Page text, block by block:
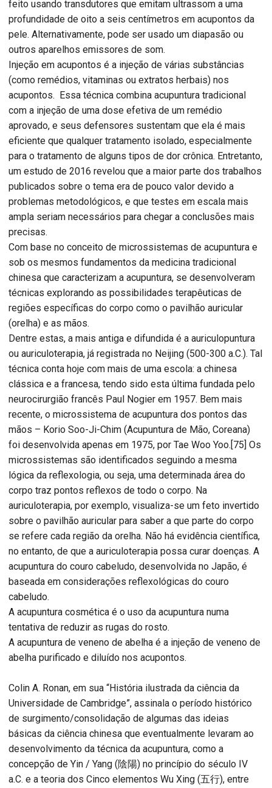
feito usando transdutores que emitam ultrassom a uma
profundidade de oito a seis centímetros em acupontos da
pele. Alternativamente, pode ser usado um diapasão ou
outros aparelhos emissores de som.
Injeção em acupontos é a injeção de várias substâncias
(como remédios, vitaminas ou extratos herbais) nos
acupontos. Essa técnica combina acupuntura tradicional
com a injeção de uma dose efetiva de um remédio
aprovado, e seus defensores sustentam que ela é mais
eficiente que qualquer tratamento isolado, especialmente
para o tratamento de alguns tipos de dor crônica. Entretanto,
um estudo de 2016 revelou que a maior parte dos trabalhos
publicados sobre o tema era de pouco valor devido a
problemas metodológicos, e que testes em escala mais
ampla seriam necessários para chegar a conclusões mais
precisas.
Com base no conceito de microssistemas de acupuntura e
sob os mesmos fundamentos da medicina tradicional
chinesa que caracterizam a acupuntura, se desenvolveram
técnicas explorando as possibilidades terapêuticas de
regiões específicas do corpo como o pavilhão auricular
(orelha) e as mãos.
Dentre estas, a mais antiga e difundida é a auriculopuntura
ou auriculoterapia, já registrada no Neijing (500-300 a.C.). Tal
técnica conta hoje com mais de uma escola: a chinesa
clássica e a francesa, tendo sido esta última fundada pelo
neurocirurgião francês Paul Nogier em 1957. Bem mais
recente, o microssistema de acupuntura dos pontos das
mãos – Korio Soo-Ji-Chim (Acupuntura de Mão, Coreana)
foi desenvolvida apenas em 1975, por Tae Woo Yoo.[75] Os
microssistemas são identificados seguindo a mesma
lógica da reflexologia, ou seja, uma determinada área do
corpo traz pontos reflexos de todo o corpo. Na
auriculoterapia, por exemplo, visualiza-se um feto invertido
sobre o pavilhão auricular para saber a que parte do corpo
se refere cada região da orelha. Não há evidência científica,
no entanto, de que a auriculoterapia possa curar doenças. A
acupuntura do couro cabeludo, desenvolvida no Japão, é
baseada em considerações reflexológicas do couro
cabeludo.
A acupuntura cosmética é o uso da acupuntura numa
tentativa de reduzir as rugas do rosto.
A acupuntura de veneno de abelha é a injeção de veneno de
abelha purificado e diluído nos acupontos.
Colin A. Ronan, em sua “História ilustrada da ciência da
Universidade de Cambridge”, assinala o período histórico
de surgimento/consolidação de algumas das ideias
básicas da ciência chinesa que eventualmente levaram ao
desenvolvimento da técnica da acupuntura, como a
concepção de Yin / Yang (陰陽) no princípio do século IV
a.C. e a teoria dos Cinco elementos Wu Xing (五行), entre